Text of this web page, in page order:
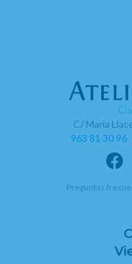
C/ Maria
963 81 30 96
Preguntas